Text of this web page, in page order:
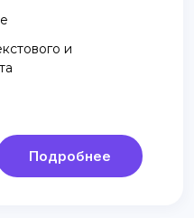
и
Подробнее